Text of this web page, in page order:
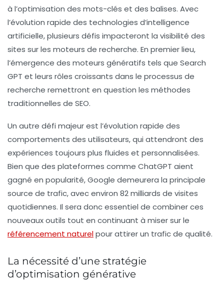
à l’optimisation des mots-clés et des balises. Avec
l’évolution rapide des technologies d’intelligence
artificielle, plusieurs défis impacteront la visibilité des
sites sur les moteurs de recherche. En premier lieu,
l’émergence des moteurs génératifs tels que Search
GPT et leurs rôles croissants dans le processus de
recherche remettront en question les méthodes
traditionnelles de SEO.
Un autre défi majeur est l’évolution rapide des
comportements des utilisateurs, qui attendront des
expériences toujours plus fluides et personnalisées.
Bien que des plateformes comme ChatGPT aient
gagné en popularité, Google demeurera la principale
source de trafic, avec environ 82 milliards de visites
quotidiennes. Il sera donc essentiel de combiner ces
nouveaux outils tout en continuant à miser sur le
référencement naturelpour attirer un trafic de qualité.
La nécessité d’une stratégie
d’optimisation générative